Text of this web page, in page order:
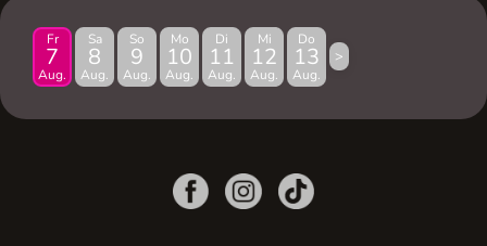
Fr
7
Aug.
Sa
8
Aug.
So
9
Aug.
Mo
10
Aug.
Di
11
Aug.
Mi
12
Aug.
Do
13
Aug.
>